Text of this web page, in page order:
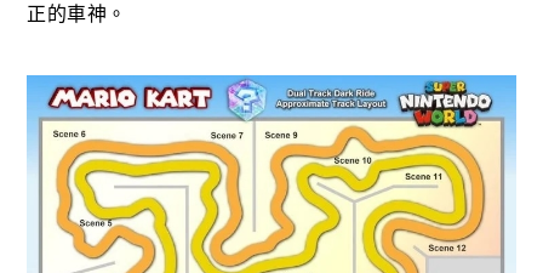
正的車神。